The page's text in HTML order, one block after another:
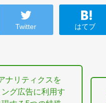
Twitter はてブ
ナリティクスを
ング広告に利用す